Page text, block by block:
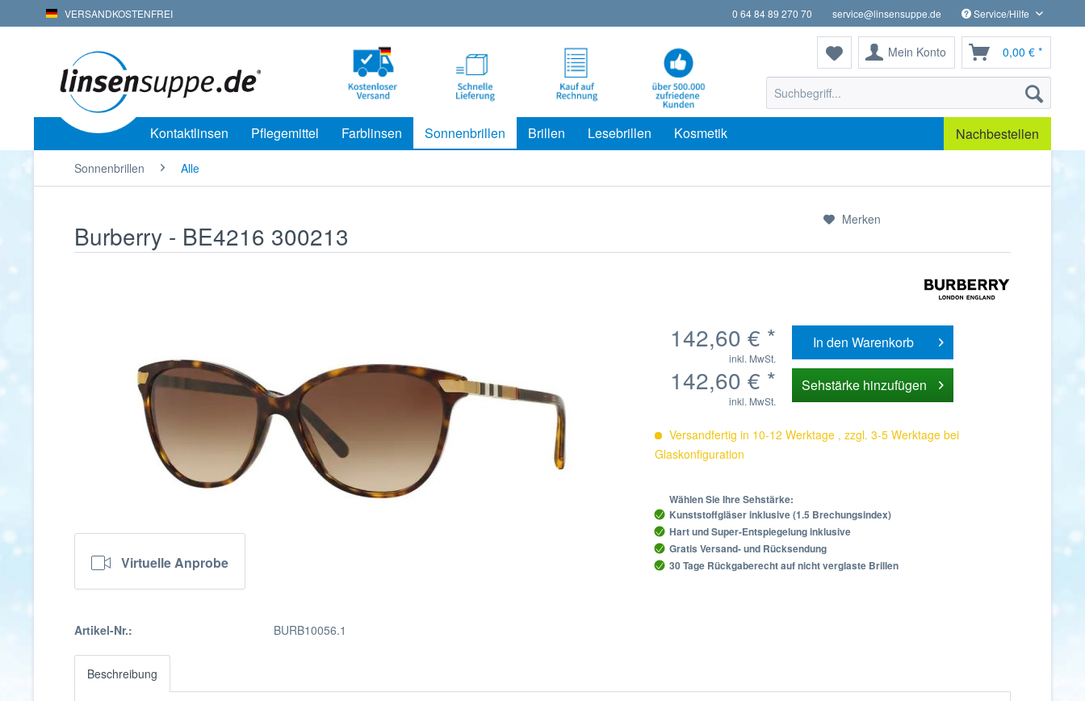
VERSANDKOSTENFREI 0 64 84 89 270 70 service@linsensuppe.de Service/Hilfe
Mein Konto 0,00 € *
Kontaktlinsen Pflegemittel Farblinsen Sonnenbrillen Brillen Lesebrillen Kosmetik Nachbestellen
Sonnenbrillen Alle
Burberry - BE4216 300213
Merken
Virtuelle Anprobe
Artikel-Nr.: BURB10056.1
142,60 € *
inkl. MwSt.
In den Warenkorb
142,60 € *
inkl. MwSt.
Sehstärke hinzufügen
Versandfertig in 10-12 Werktage , zzgl. 3-5 Werktage bei
Glaskonfiguration
Wählen Sie Ihre Sehstärke:
Kunststoffgläser inklusive (1.5 Brechungsindex)
Hart und Super-Entspiegelung inklusive
Gratis Versand- und Rücksendung
30 Tage Rückgaberecht auf nicht verglaste Brillen
Beschreibung